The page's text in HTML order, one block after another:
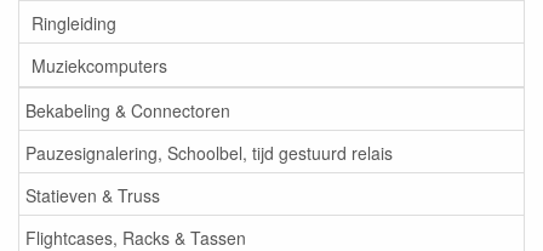
Ringleiding
Muziekcomputers
Bekabeling & Connectoren
Pauzesignalering, Schoolbel, tijd gestuurd relais
Statieven & Truss
Flightcases, Racks & Tassen